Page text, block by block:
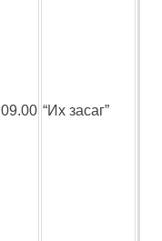
09.00 “Их засаг”